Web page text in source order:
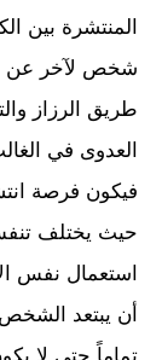
المنتشرة بين
شخص لآخر عن
طريق الرزاز
العدوى في
فيكون فرصة
حيث يختلف
استعمال نفس
أن يبتعد